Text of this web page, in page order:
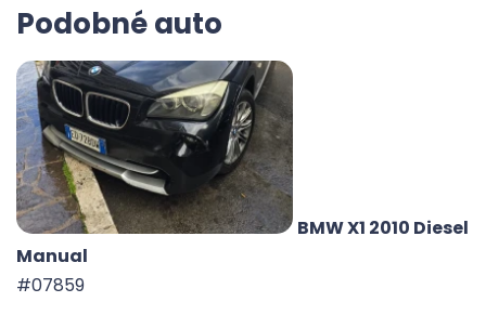
Podobné auto
BMW X1 2010 Diesel
Manual
#07859